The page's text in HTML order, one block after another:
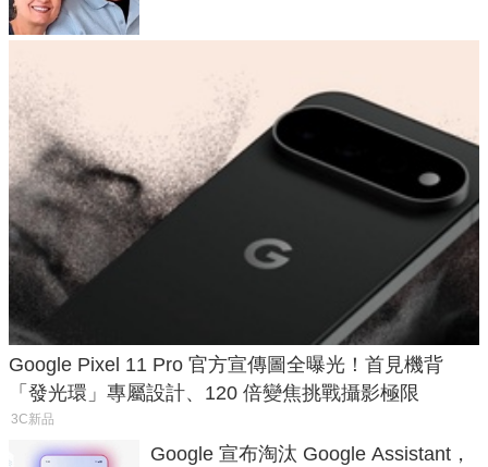
Google Pixel 11 Pro 官方宣傳圖全曝光！首見機背
「發光環」專屬設計、120 倍變焦挑戰攝影極限
3C新品
Google 宣布淘汰 Google Assistant，